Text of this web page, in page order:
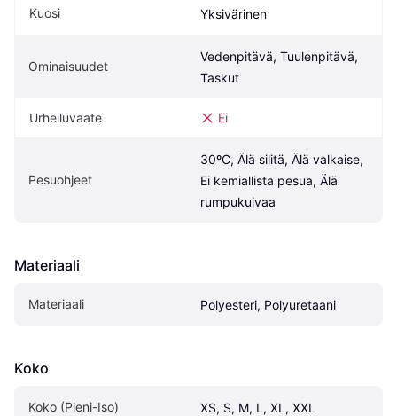
Kuosi Yksivärinen
Ominaisuudet
Vedenpitävä, Tuulenpitävä,
Taskut
Urheiluvaate Ei
Pesuohjeet
30ºC, Älä silitä, Älä valkaise,
Ei kemiallista pesua, Älä
rumpukuivaa
Materiaali
Materiaali Polyesteri, Polyuretaani
Koko
Koko (Pieni-Iso) XS, S, M, L, XL, XXL